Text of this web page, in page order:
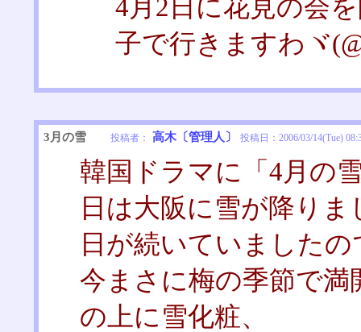
4月2日に花見の会
子で行きますわヾ
3月の雪 投稿者： 高木〔管理人〕 投稿日： 2006/03/14(Tue)
韓国ドラマに「4月の
日は大阪に雪が降り
日が続いていました
今まさに梅の季節で
の上に雪化粧、